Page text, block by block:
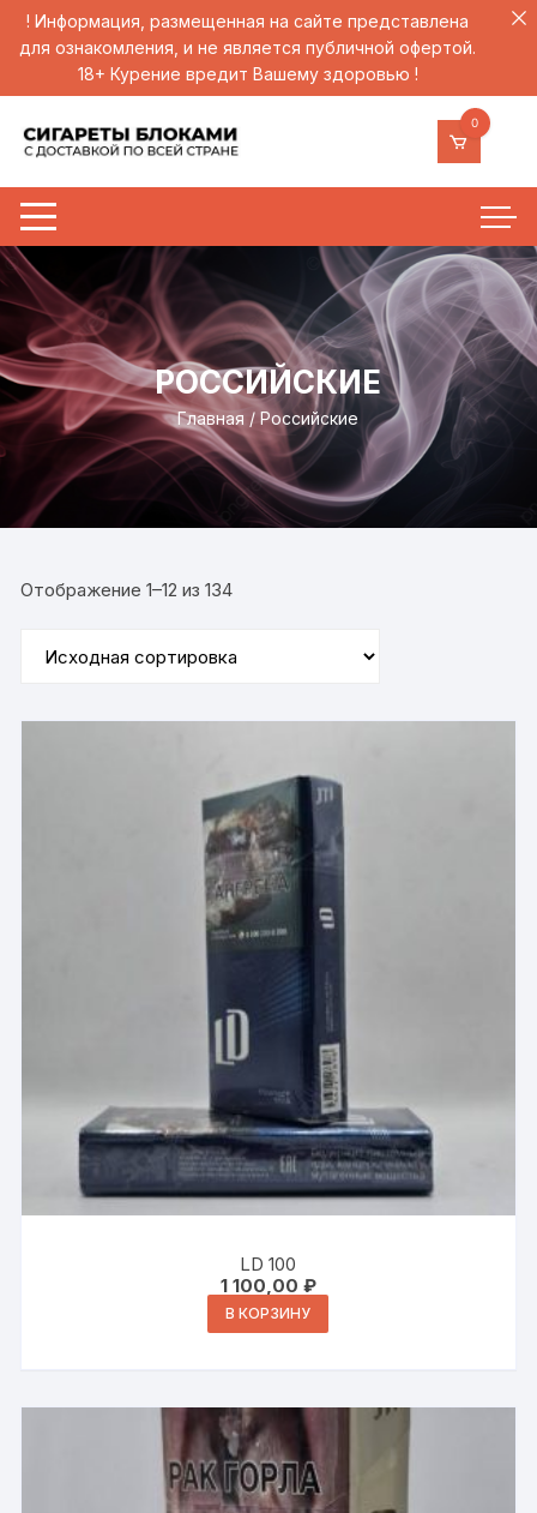
! Информация, размещенная на сайте представлена
для ознакомления, и не является публичной офертой.
18+ Курение вредит Вашему здоровью !
содержимому
0
РОССИЙСКИЕ
Главная / Российские
Отображение 1–12 из 134
LD 100
1 100,00 ₽
В КОРЗИНУ